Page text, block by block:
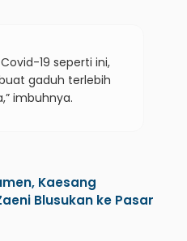
19 seperti ini,
gaduh terlebih
imbuhnya.
Kaesang
Blusukan ke Pasar